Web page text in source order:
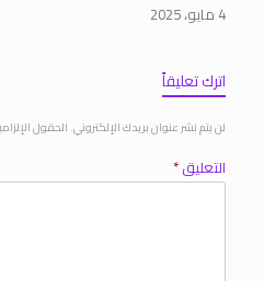
4 مايو، 2025
اترك تعليقاً
لن يتم نشر عنوان بريدك الإلكتروني. الحقول
التعليق*